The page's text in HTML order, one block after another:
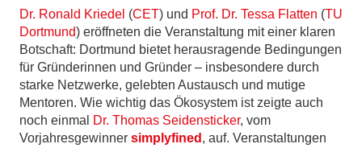
Dr. Ronald Kriedel (CET) und Prof. Dr. Tessa Flatten (TU
Dortmund) eröffneten die Veranstaltung mit einer klaren
Botschaft: Dortmund bietet herausragende Bedingungen
für Gründerinnen und Gründer – insbesondere durch
starke Netzwerke, gelebten Austausch und mutige
Mentoren. Wie wichtig das Ökosystem ist zeigte auch
noch einmal Dr. Thomas Seidensticker, vom
Vorjahresgewinner simplyfined , auf. Veranstaltungen